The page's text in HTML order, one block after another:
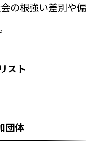
の根強い差別や偏
スト
団体